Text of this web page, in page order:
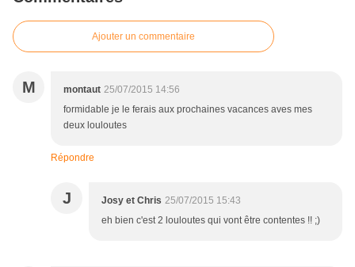
Ajouter un commentaire
M montaut 25/07/2015 14:56
formidable je le ferais aux prochaines vacances aves mes
deux louloutes
Répondre
J Josy et Chris 25/07/2015 15:43
eh bien c'est 2 louloutes qui vont être contentes !! ;)